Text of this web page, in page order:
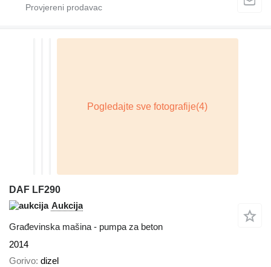
DAF LF290
Aukcija
Građevinska mašina - pumpa za beton
2014
Gorivo dizel